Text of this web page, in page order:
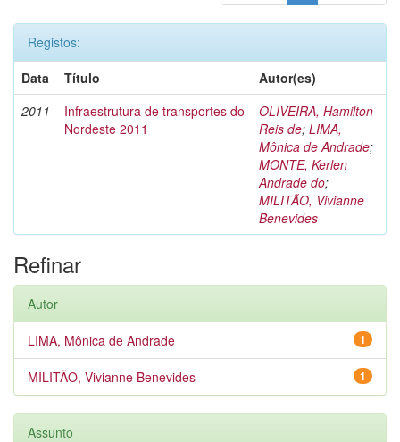
Registos:
Data
Título
Autor(es)
2011
Infraestrutura de transportes do
Nordeste 2011
OLIVEIRA, Hamilton
Reis de; LIMA,
Mônica de Andrade;
MONTE, Kerlen
Andrade do;
MILITÃO, Vivianne
Benevides
Refinar
Autor
1
LIMA, Mônica de Andrade
1
MILITÃO, Vivianne Benevides
Assunto